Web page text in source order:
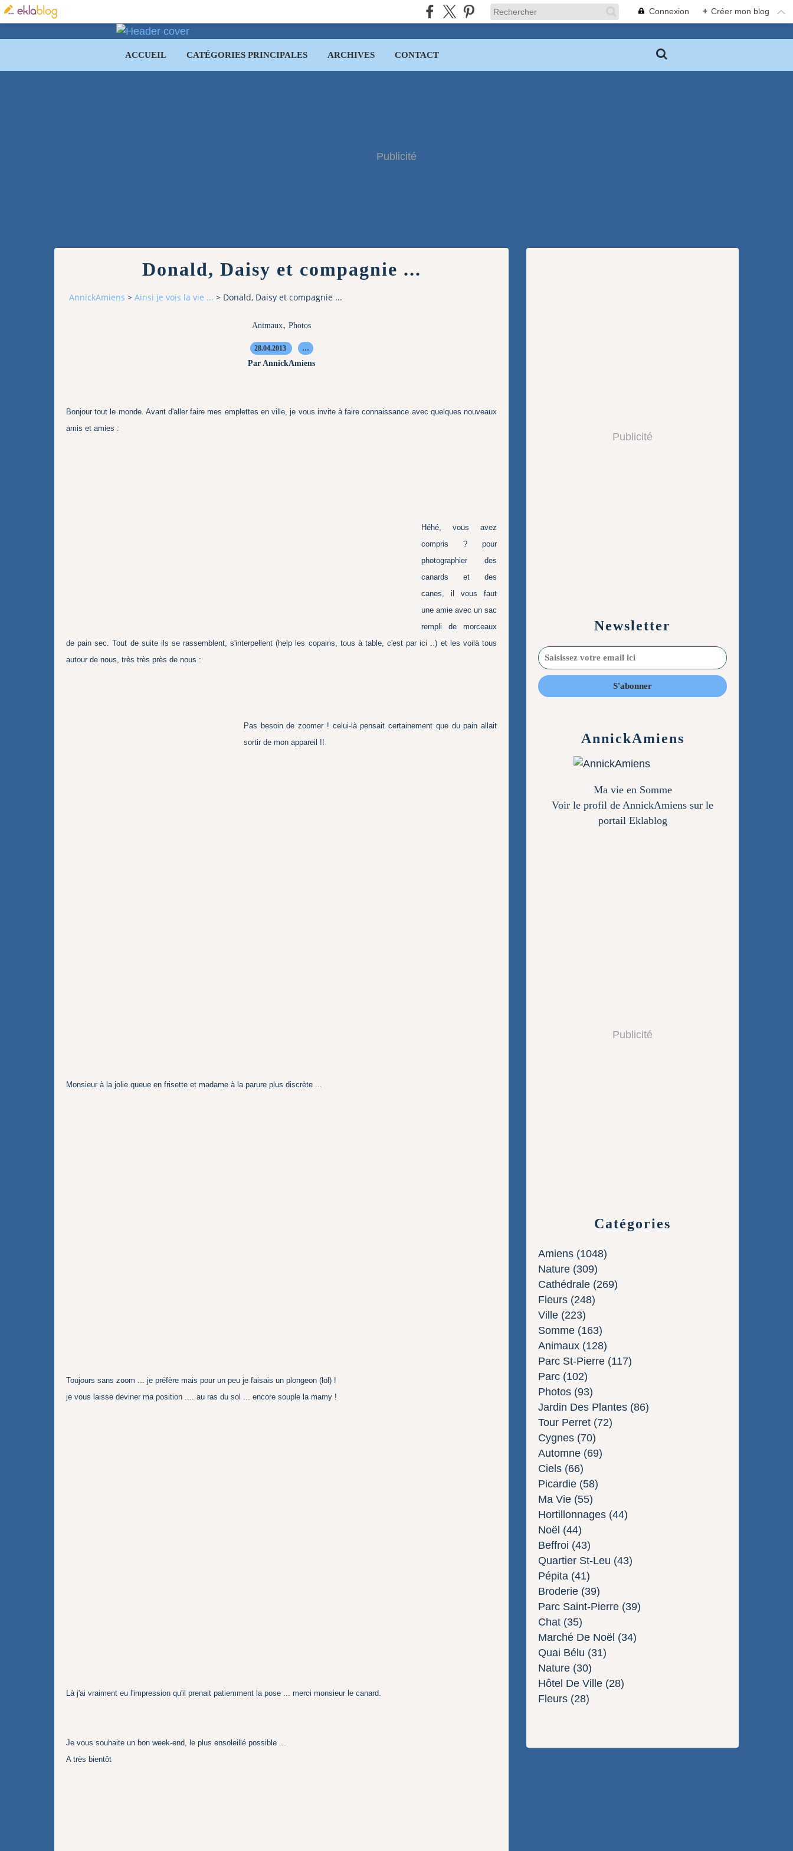
Connexion + Créer mon blog
ACCUEIL CATÉGORIES PRINCIPALES ARCHIVES CONTACT
Publicité
Donald, Daisy et compagnie ...
AnnickAmiens > Ainsi je vois la vie ... > Donald, Daisy et compagnie ...
Animaux, Photos
28.04.2013 …
Par AnnickAmiens
Bonjour tout le monde. Avant d'aller faire mes emplettes en ville, je vous invite à faire connaissance avec quelques nouveaux
amis et amies :
Héhé, vous avez
compris ? pour
photographier des
canards et des
canes, il vous faut
une amie avec un sac
rempli de morceaux
de pain sec. Tout de suite ils se rassemblent, s'interpellent (help les copains, tous à table, c'est par ici ..) et les voilà tous
autour de nous, très très près de nous :
Pas besoin de zoomer ! celui-là pensait certainement que du pain allait
sortir de mon appareil !!
Monsieur à la jolie queue en frisette et madame à la parure plus discrète ...
Toujours sans zoom ... je préfère mais pour un peu je faisais un plongeon (lol) !
je vous laisse deviner ma position .... au ras du sol ... encore souple la mamy !
Là j'ai vraiment eu l'impression qu'il prenait patiemment la pose ... merci monsieur le canard.
Je vous souhaite un bon week-end, le plus ensoleillé possible ...
A très bientôt
Newsletter
Publicité
Catégories
Amiens (1048)
Nature (309)
Cathédrale (269)
Fleurs (248)
Ville (223)
Somme (163)
Animaux (128)
Parc St-Pierre (117)
Parc (102)
Photos (93)
Jardin Des Plantes (86)
Tour Perret (72)
Cygnes (70)
Automne (69)
Ciels (66)
Picardie (58)
Ma Vie (55)
Hortillonnages (44)
Noël (44)
Beffroi (43)
Quartier St-Leu (43)
Pépita (41)
Broderie (39)
Parc Saint-Pierre (39)
Chat (35)
Marché De Noël (34)
Quai Bélu (31)
Nature (30)
Hôtel De Ville (28)
Fleurs (28)
AnnickAmiens
Ma vie en Somme
Voir le profil de AnnickAmiens sur le
portail Eklablog
Publicité